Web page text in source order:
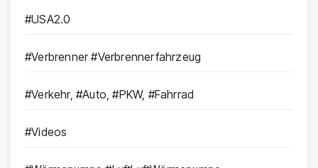
#USA2.0
#Verbrenner #Verbrennerfahrzeug
#Verkehr, #Auto, #PKW, #Fahrrad
#Videos